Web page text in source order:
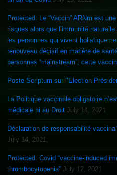
Protected: Le “Vaccin” ARNm est
risques alors que l’immunité
les personnes qui vivent
renouveau décisif en matière de santé publique, pour
personnes “mainstream”, cette
Poste Scriptum sur l’Election
La Politique vaccinale obligatoire
médicale ni au Droit July 14, 2021
Déclaration de responsabilité
July 14, 2021
Protected: Covid “vaccine-induced
thrombocytopenia” July 12, 2021